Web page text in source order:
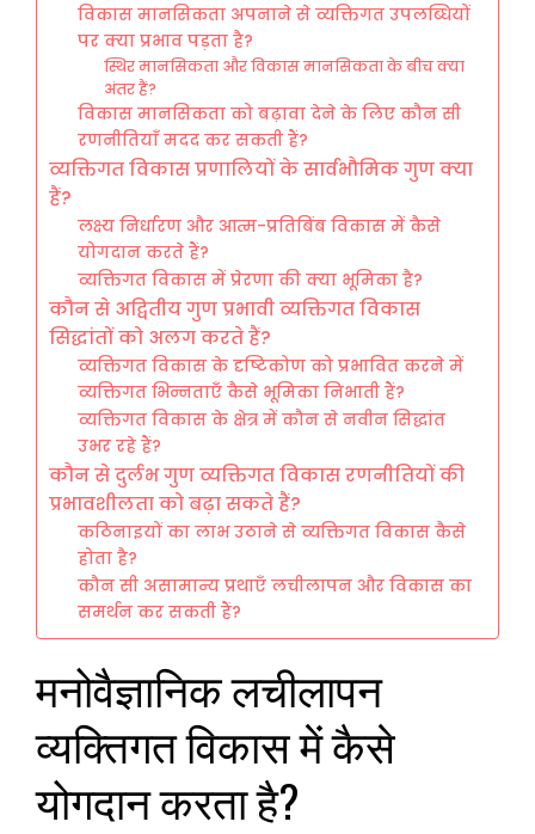
विकास मानसिकता अपनाने से व्यक्तिगत उपलब्धियों
पर क्या प्रभाव पड़ता है?
स्थिर मानसिकता और विकास मानसिकता के बीच क्या
अंतर हैं?
विकास मानसिकता को बढ़ावा देने के लिए कौन सी
रणनीतियाँ मदद कर सकती हैं?
व्यक्तिगत विकास प्रणालियों के सार्वभौमिक गुण क्या
हैं?
लक्ष्य निर्धारण और आत्म-प्रतिबिंब विकास में कैसे
योगदान करते हैं?
व्यक्तिगत विकास में प्रेरणा की क्या भूमिका है?
कौन से अद्वितीय गुण प्रभावी व्यक्तिगत विकास
सिद्धांतों को अलग करते हैं?
व्यक्तिगत विकास के दृष्टिकोण को प्रभावित करने में
व्यक्तिगत भिन्नताएँ कैसे भूमिका निभाती हैं?
व्यक्तिगत विकास के क्षेत्र में कौन से नवीन सिद्धांत
उभर रहे हैं?
कौन से दुर्लभ गुण व्यक्तिगत विकास रणनीतियों की
प्रभावशीलता को बढ़ा सकते हैं?
कठिनाइयों का लाभ उठाने से व्यक्तिगत विकास कैसे
होता है?
कौन सी असामान्य प्रथाएँ लचीलापन और विकास का
समर्थन कर सकती हैं?
मनोवैज्ञानिक लचीलापन
व्यक्तिगत विकास में कैसे
योगदान करता है?